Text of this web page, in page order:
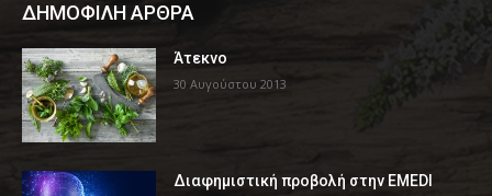
ΔΗΜΟΦΙΛΗ ΑΡΘΡΑ
Άτεκνο
30 Αυγούστου 2013
Διαφημιστική προβολή στην EMEDI